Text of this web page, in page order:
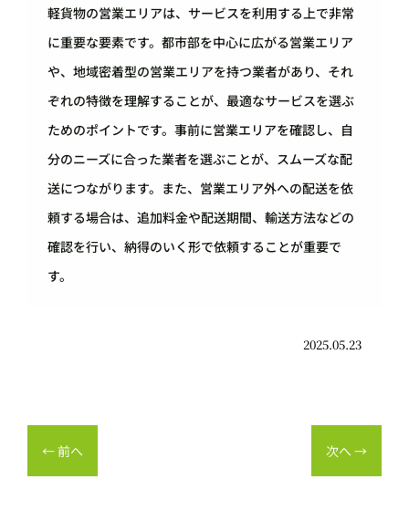
軽貨物の営業エリアは、サービスを利用する上で非常
に重要な要素です。都市部を中心に広がる営業エリア
や、地域密着型の営業エリアを持つ業者があり、それ
ぞれの特徴を理解することが、最適なサービスを選ぶ
ためのポイントです。事前に営業エリアを確認し、自
分のニーズに合った業者を選ぶことが、スムーズな配
送につながります。また、営業エリア外への配送を依
頼する場合は、追加料金や配送期間、輸送方法などの
確認を行い、納得のいく形で依頼することが重要で
す。
2025.05.23
←前へ 次へ →